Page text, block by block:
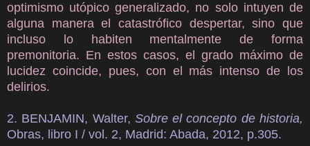
optimismo utópico generalizado, no solo intuyen de
alguna manera el catastrófico despertar, sino que
incluso lo habiten mentalmente de forma
premonitoria. En estos casos, el grado máximo de
lucidez coincide, pues, con el más intenso de los
delirios.
2. BENJAMIN, Walter, Sobre el concepto de historia,
Obras, libro I / vol. 2, Madrid: Abada, 2012, p.305.